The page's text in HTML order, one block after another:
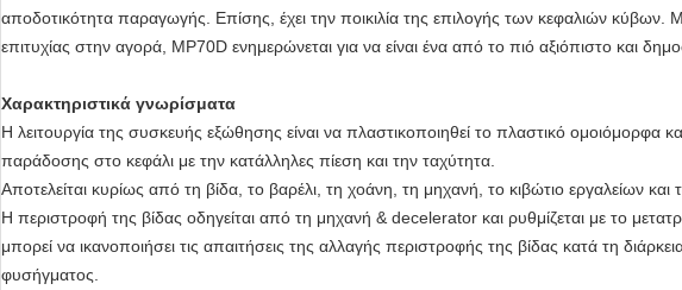
αποδοτικότητα παραγωγής. Επίσης, έχει την ποικιλία της επιλογής των κεφαλιών κύβων.
επιτυχίας στην αγορά, MP70D ενημερώνεται για να είναι ένα από το πιό αξιόπιστο και
Χαρακτηριστικά γνωρίσματα
Η λειτουργία της συσκευής εξώθησης είναι να πλαστικοποιηθεί το πλαστικό ομοιόμορφα
παράδοσης στο κεφάλι με την κατάλληλες πίεση και την ταχύτητα.
Αποτελείται κυρίως από τη βίδα, το βαρέλι, τη χοάνη, τη μηχανή, το κιβώτιο εργαλείων και
Η περιστροφή της βίδας οδηγείται από τη μηχανή & decelerator και ρυθμίζεται με το
μπορεί να ικανοποιήσει τις απαιτήσεις της αλλαγής περιστροφής της βίδας κατά τη
φυσήγματος.